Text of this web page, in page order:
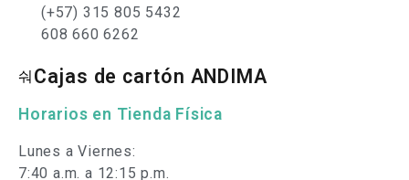
(+57) 315 805 5432
608 660 6262
Cajas de cartón ANDIMA
Horarios en Tienda Física
Lunes a Viernes:
7:40 a.m. a 12:15 p.m.